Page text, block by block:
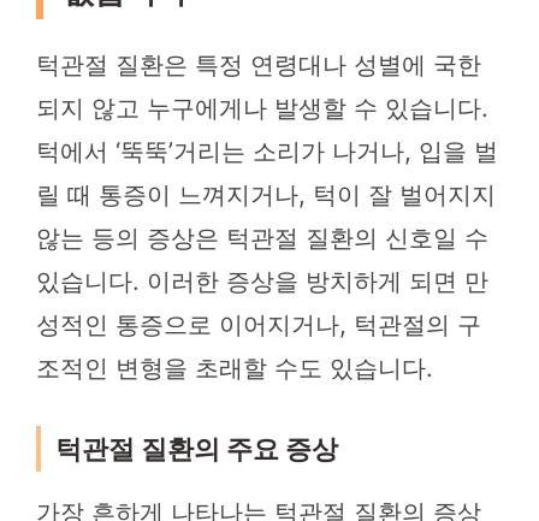
턱관절 질환은 특정 연령대나 성별에 국한
되지 않고 누구에게나 발생할 수 있습니다.
턱에서 ‘뚝뚝’거리는 소리가 나거나, 입을 벌
릴 때 통증이 느껴지거나, 턱이 잘 벌어지지
않는 등의 증상은 턱관절 질환의 신호일 수
있습니다. 이러한 증상을 방치하게 되면 만
성적인 통증으로 이어지거나, 턱관절의 구
조적인 변형을 초래할 수도 있습니다.
턱관절 질환의 주요 증상
가장 흔하게 나타나는 턱관절 질환의 증상